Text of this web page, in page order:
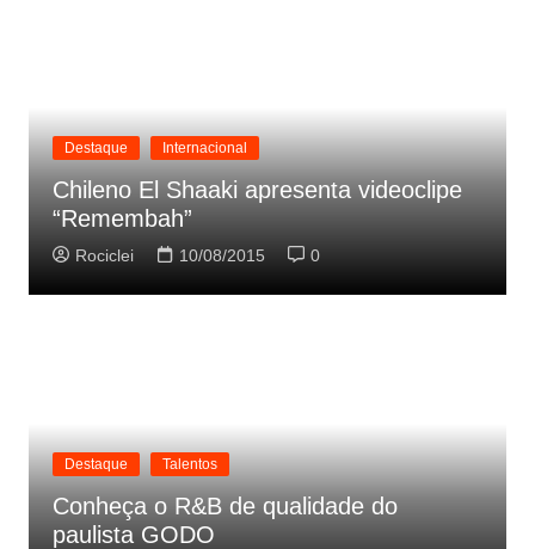
Destaque Internacional
Chileno El Shaaki apresenta videoclipe
“Remembah”
Rociclei 10/08/2015 0
Destaque Talentos
Conheça o R&B de qualidade do
paulista GODO